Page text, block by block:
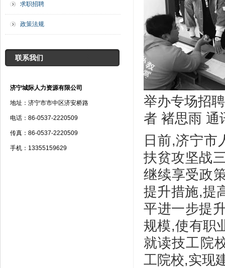
求职招聘
政策法规
联系我们
济宁城际人力资源有限公司
地址：济宁市市中区济安桥路
电话：86-0537-2220509
传真：86-0537-2220509
手机：13355159629
举办专场招
者 褚思雨 通
日前,济宁市
扶贫攻坚战
继续享受政
提升措施,提
平进一步提
规模,使有职
就读技工院
工院校,实现